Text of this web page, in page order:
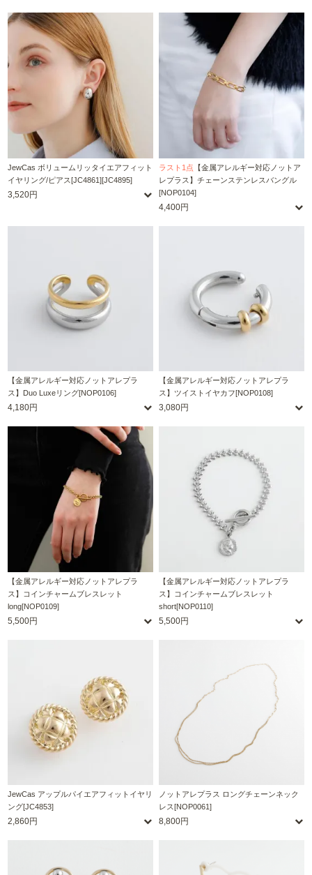
JewCas ボリュームリッタイエアフィット
イヤリング/ピアス[JC4861][JC4895]
3,520円
ラスト1点
【金属アレルギー対応ノットア
レプラス】チェーンステンレスバングル
[NOP0104]
4,400円
【金属アレルギー対応ノットアレプラ
ス】Duo Luxeリング[NOP0106]
4,180円
【金属アレルギー対応ノットアレプラ
ス】ツイストイヤカフ[NOP0108]
3,080円
【金属アレルギー対応ノットアレプラ
ス】コインチャームブレスレット
long[NOP0109]
5,500円
【金属アレルギー対応ノットアレプラ
ス】コインチャームブレスレット
short[NOP0110]
5,500円
JewCas アップルパイエアフィットイヤリ
ング[JC4853]
2,860円
ノットアレプラス ロングチェーンネック
レス[NOP0061]
8,800円